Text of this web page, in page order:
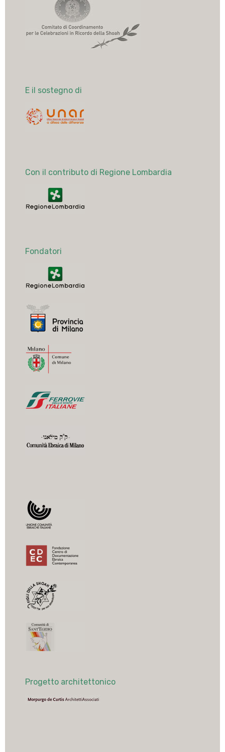
E il sostegno di
Con il contributo di Regione Lombardia
Fondatori
Progetto architettonico